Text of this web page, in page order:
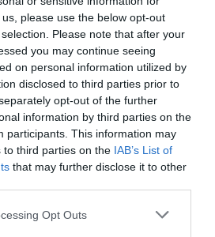
please use the below opt-out
Please note that after your
you may continue seeing
on personal information utilized by
disclosed to third parties prior to
opt-out of the further
information by third parties on the
participants. This information may
to third parties on the IAB’s List of
that may further disclose it to other
Opt Outs
no eres prodona
de mercado"
tan dominando que
llegar a decir que si no
empresa no estás
visible la igualdad, estás
mal ver y no estás